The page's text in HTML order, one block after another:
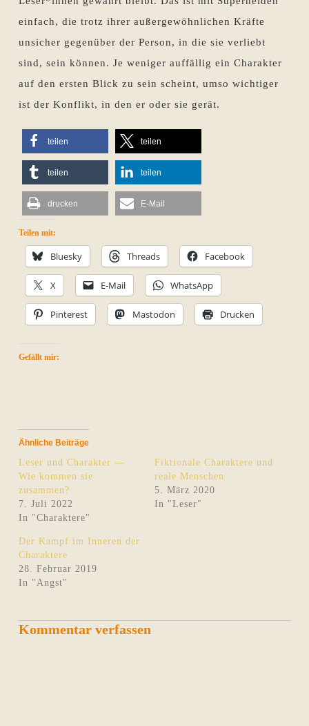
einfach, die trotz ihrer außergewöhnlichen Kräfte
unsicher gegenüber der Person, in die sie verliebt
sind, sein können. Je weniger auffällig ein Charakter
auf den ersten Blick zu sein scheint, umso wichtiger
ist der Konflikt, in den er oder sie gerät.
teilen teilen
teilen teilen
drucken E-Mail
Teilen mit:
Bluesky Threads Facebook
X E-Mail WhatsApp
Pinterest Mastodon Drucken
Gefällt mir:
Ähnliche Beiträge
Leser und Charakter —
Wie kommen sie
zusammen?
7. Juli 2022
In "Charaktere"
Fiktionale Charaktere und
reale Menschen
5. März 2020
In "Leser"
Der Kampf im Inneren der
Charaktere
28. Februar 2019
In "Angst"
Kommentar verfassen